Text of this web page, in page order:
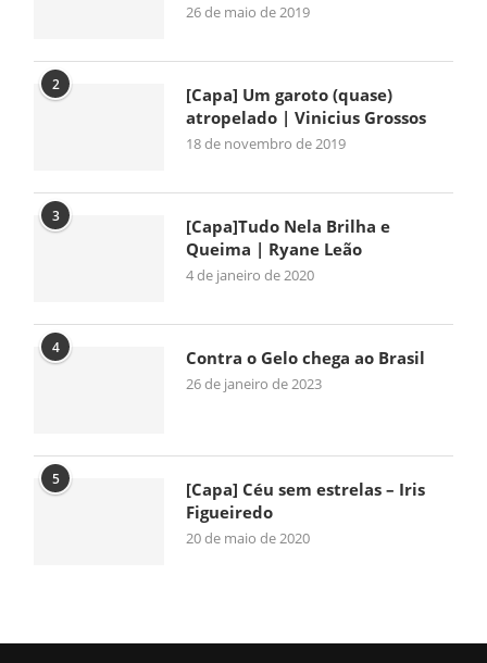
26 de maio de 2019
2
[Capa] Um garoto (quase)
atropelado | Vinicius Grossos
18 de novembro de 2019
3
[Capa]Tudo Nela Brilha e
Queima | Ryane Leão
4 de janeiro de 2020
4 Contra o Gelo chega ao Brasil
26 de janeiro de 2023
5
[Capa] Céu sem estrelas – Iris
Figueiredo
20 de maio de 2020